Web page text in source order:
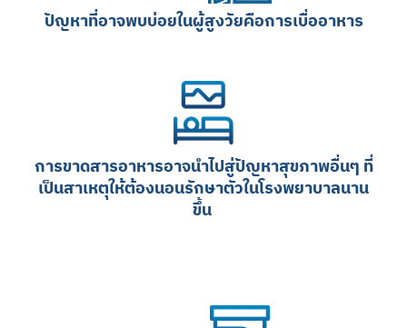
ปัญหาที่อาจพบบ่อยในผู้สูงวัยคือการเบื่ออาหาร
การขาดสารอาหารอาจนำไปสู่ปัญหาสุขภาพอื่นๆ ที่
เป็นสาเหตุให้ต้องนอนรักษาตัวในโรงพยาบาลนาน
ขึ้น